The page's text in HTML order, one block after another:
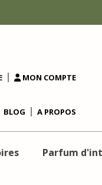
MON COMPTE
BLOG A PROPOS
Parfum